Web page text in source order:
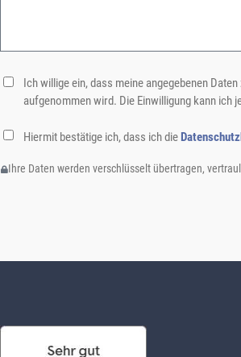
Ich willige ein, dass meine angegebenen
aufgenommen wird. Die Einwilligung kann ich
Hiermit bestätige ich, dass ich die
Ihre Daten werden verschlüsselt übertragen,